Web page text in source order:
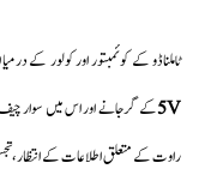
ٹاملناڈو کے کوئمبتور اور کولور کے
5Vکے گرجانے اور اس میں سوار چیف
راوت کے متعلق اطلاعات کے